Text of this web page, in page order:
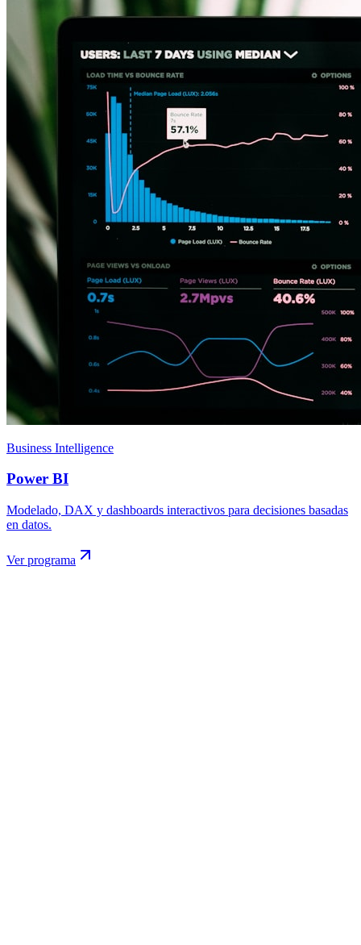
Business Intelligence
Power BI
Modelado, DAX y dashboards interactivos para decisiones basadas
en datos.
Ver programa